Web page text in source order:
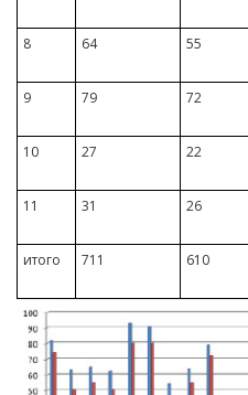
8 64 55
9 79 72
10 27 22
11 31 26
итого 711 610